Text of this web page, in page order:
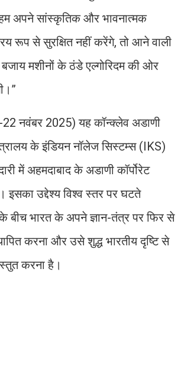
अपने सांस्कृतिक और भावनात्मक
रूप से सुरक्षित नहीं करेंगे, तो आने वाली
बजाय मशीनों के ठंडे एल्गोरिदम की ओर
22 नवंबर 2025) यह कॉन्क्लेव अडाणी
के इंडियन नॉलेज सिस्टम्स (IKS)
में अहमदाबाद के अडाणी कॉर्पोरेट
इसका उद्देश्य विश्व स्तर पर घटते
के बीच भारत के अपने ज्ञान-तंत्र पर फिर से
करना और उसे शुद्ध भारतीय दृष्टि से
करना है।